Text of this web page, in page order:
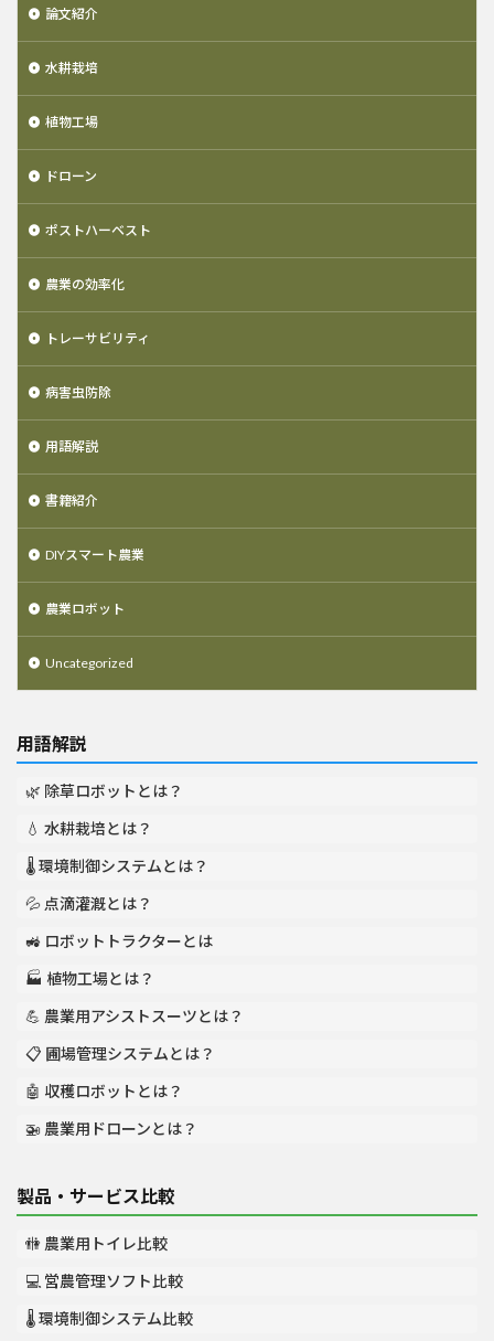
論文紹介
水耕栽培
植物工場
ドローン
ポストハーベスト
農業の効率化
トレーサビリティ
病害虫防除
用語解説
書籍紹介
DIYスマート農業
農業ロボット
Uncategorized
用語解説
🌿 除草ロボットとは？
💧 水耕栽培とは？
🌡️ 環境制御システムとは？
💦 点滴灌漑とは？
🚜 ロボットトラクターとは
🏭 植物工場とは？
💪 農業用アシストスーツとは？
📋 圃場管理システムとは？
🤖 収穫ロボットとは？
🚁 農業用ドローンとは？
製品・サービス比較
🚻 農業用トイレ比較
💻 営農管理ソフト比較
🌡️ 環境制御システム比較